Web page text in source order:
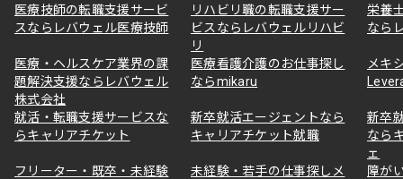
医療技師の転職支援サービ
スならレバウェル医療技師
リハビリ職の転職支援サー
ビスならレバウェルリハビ
リ
栄養
なら
医療・ヘルスケア業界の課
題解決支援ならレバウェル
株式会社
医療看護介護のお仕事探し
ならmikaru
メキ
就活・転職支援サービスな
らキャリアチケット
新卒就活エージェントなら
キャリアチケット就職
新卒
なら
ェ
フリーター・既卒・未経験
未経験・若手の仕事探しメ
障が